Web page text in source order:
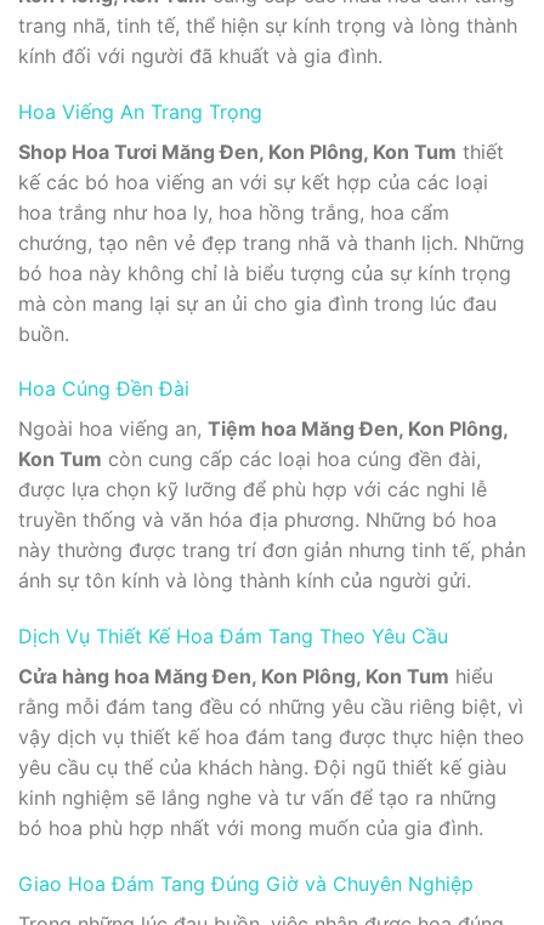
trang nhã, tinh tế, thể hiện sự kính trọng và lòng thành
kính đối với người đã khuất và gia đình.
Hoa Viếng An Trang Trọng
Shop Hoa Tươi Măng Đen, Kon Plông, Kon Tum thiết
kế các bó hoa viếng an với sự kết hợp của các loại
hoa trắng như hoa ly, hoa hồng trắng, hoa cẩm
chướng, tạo nên vẻ đẹp trang nhã và thanh lịch. Những
bó hoa này không chỉ là biểu tượng của sự kính trọng
mà còn mang lại sự an ủi cho gia đình trong lúc đau
buồn.
Hoa Cúng Đền Đài
Ngoài hoa viếng an, Tiệm hoa Măng Đen, Kon Plông,
Kon Tum còn cung cấp các loại hoa cúng đền đài,
được lựa chọn kỹ lưỡng để phù hợp với các nghi lễ
truyền thống và văn hóa địa phương. Những bó hoa
này thường được trang trí đơn giản nhưng tinh tế, phản
ánh sự tôn kính và lòng thành kính của người gửi.
Dịch Vụ Thiết Kế Hoa Đám Tang Theo Yêu Cầu
Cửa hàng hoa Măng Đen, Kon Plông, Kon Tum hiểu
rằng mỗi đám tang đều có những yêu cầu riêng biệt, vì
vậy dịch vụ thiết kế hoa đám tang được thực hiện theo
yêu cầu cụ thể của khách hàng. Đội ngũ thiết kế giàu
kinh nghiệm sẽ lắng nghe và tư vấn để tạo ra những
bó hoa phù hợp nhất với mong muốn của gia đình.
Giao Hoa Đám Tang Đúng Giờ và Chuyên Nghiệp